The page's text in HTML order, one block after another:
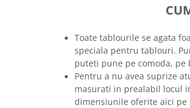
Tricouri biciclisti
Tricouri biciclisti
Tricouri biciclisti MTB
Tricouri biciclisti BMX
Tricouri biciclisti downhill
Toate tablourile se agata
speciala pentru tablouri.
puteti pune pe comoda,
Pentru a nu avea suprize
masurati in prealabil locul
dimensiunile oferite aici pe